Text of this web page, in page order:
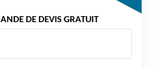
DE DEVIS GRATUIT